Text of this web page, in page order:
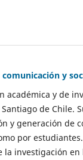
y
académica y de
de Chile.
y generación de
por
investigación en